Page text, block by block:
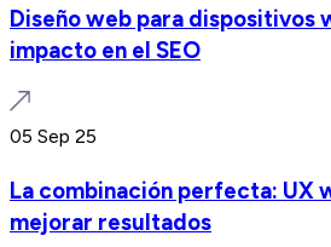
Diseño web para dispositivos
impacto en el SEO
05 Sep 25
La combinación perfecta: UX
mejorar resultados